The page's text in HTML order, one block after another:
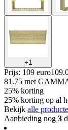
+1
Prijs: 109 euro109.
81.75 met
25% korting
25% korting op al
Bekijk alle
Aanbieding nog 3